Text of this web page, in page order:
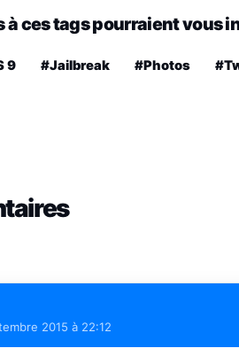
à ces tags pourraient vous
9 #Jailbreak #Photos
2015 à 22:12